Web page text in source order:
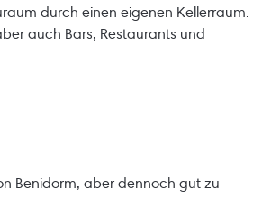
durch einen eigenen Kellerraum.
auch Bars, Restaurants und
Benidorm, aber dennoch gut zu